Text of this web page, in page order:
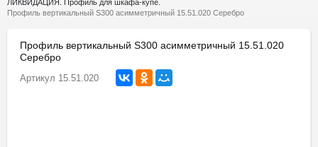
ЛИКВИДАЦИЯ. Профиль для шкафа-купе.
Профиль вертикальный S300 асимметричный 15.51.020 Серебро
Профиль вертикальный S300 асимметричный 15.51.020
Серебро
Артикул 15.51.020